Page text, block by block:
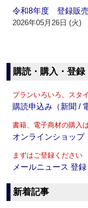
令和8年度 登録販
2026年05月26日 (火)
購読・購入・登録
プランいろいろ、スタ
購読申込み（新聞 /
書籍、電子商材の購入
オンラインショップ
まずはご登録ください
メールニュース 登録
新着記事